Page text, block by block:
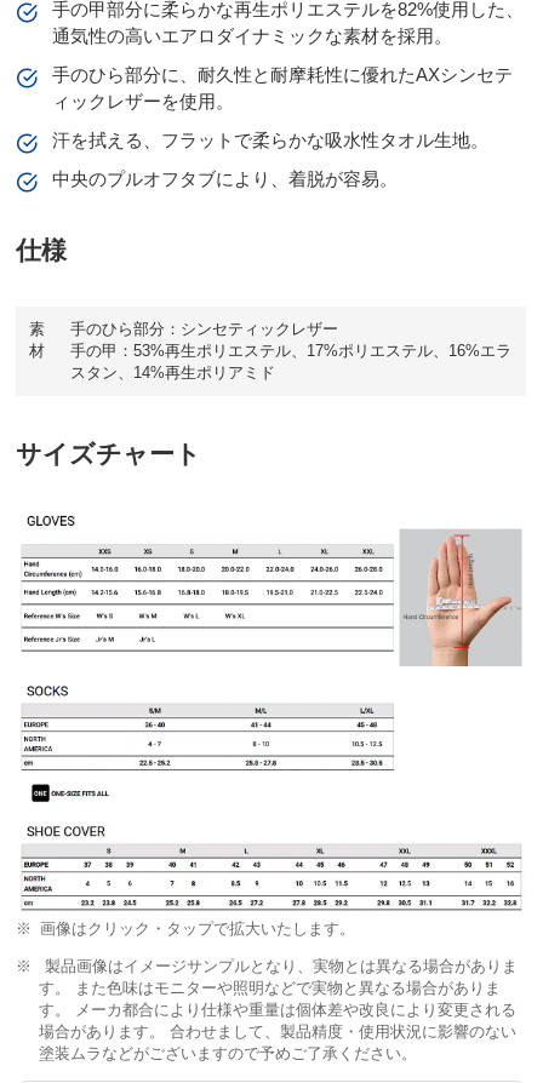
手の甲部分に柔らかな再生ポリエステルを82%使用した、
通気性の高いエアロダイナミックな素材を採用。
手のひら部分に、耐久性と耐摩耗性に優れたAXシンセテ
ィックレザーを使用。
汗を拭える、フラットで柔らかな吸水性タオル生地。
中央のプルオフタブにより、着脱が容易。
仕様
素
材
手のひら部分：シンセティックレザー
手の甲：53%再生ポリエステル、17%ポリエステル、16%エラ
スタン、14%再生ポリアミド
サイズチャート
画像はクリック・タップで拡大いたします。
製品画像はイメージサンプルとなり、実物とは異なる場合がありま
す。 また色味はモニターや照明などで実物と異なる場合がありま
す。 メーカ都合により仕様や重量は個体差や改良により変更される
場合があります。 合わせまして、製品精度・使用状況に影響のない
塗装ムラなどがございますので予めご了承ください。